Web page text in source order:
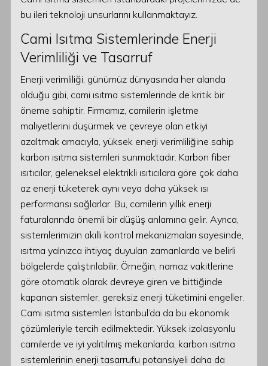
bu ileri teknoloji unsurlarını kullanmaktayız.
Cami Isıtma Sistemlerinde Enerji
Verimliliği ve Tasarruf
Enerji verimliliği, günümüz dünyasında her alanda
olduğu gibi, cami ısıtma sistemlerinde de kritik bir
öneme sahiptir. Firmamız, camilerin işletme
maliyetlerini düşürmek ve çevreye olan etkiyi
azaltmak amacıyla, yüksek enerji verimliliğine sahip
karbon ısıtma sistemleri sunmaktadır. Karbon fiber
ısıtıcılar, geleneksel elektrikli ısıtıcılara göre çok daha
az enerji tüketerek aynı veya daha yüksek ısı
performansı sağlarlar. Bu, camilerin yıllık enerji
faturalarında önemli bir düşüş anlamına gelir. Ayrıca,
sistemlerimizin akıllı kontrol mekanizmaları sayesinde,
ısıtma yalnızca ihtiyaç duyulan zamanlarda ve belirli
bölgelerde çalıştırılabilir. Örneğin, namaz vakitlerine
göre otomatik olarak devreye giren ve bittiğinde
kapanan sistemler, gereksiz enerji tüketimini engeller.
Cami ısıtma sistemleri İstanbul’da da bu ekonomik
çözümleriyle tercih edilmektedir. Yüksek izolasyonlu
camilerde ve iyi yalıtılmış mekanlarda, karbon ısıtma
sistemlerinin enerji tasarrufu potansiyeli daha da